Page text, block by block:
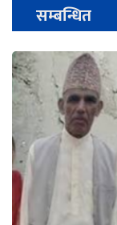
सम्बन्धित